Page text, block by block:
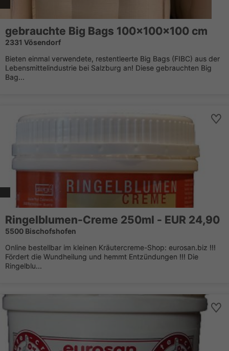
gebrauchte Big Bags 100x100x100 cm
2331 Vösendorf
Bieten einmal verwendete, restentleerte Big Bags (FIBC) aus der
Lebensmittelindustrie bei Salzburg an! Diese gebrauchten Big
Bag...
Ringelblumen-Creme 250ml - EUR 24,90
5500 Bischofshofen
Online bestellbar im kleinen Kräutercreme-Shop: eurosan.biz !!!
Fördert die Wundheilung und hemmt Entzündungen !!! Die
Ringelblu...